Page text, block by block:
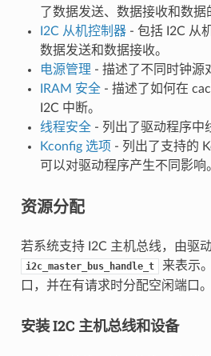
了数据发送、数据接收和数据
I2C 从机控制器- 包括 I2C 从
数据发送和数据接收。
电源管理 - 描述了不同时钟源
IRAM 安全- 描述了如何在
I2C 中断。
线程安全- 列出了驱动程序中
Kconfig 选项 - 列出了支持的
可以对驱动程序产生不同影响
资源分配
若系统支持 I2C 主机总线，由驱
i2c_master_bus_handle_t
来表示
口，并在有请求时分配空闲端口。
安装 I2C 主机总线和设备